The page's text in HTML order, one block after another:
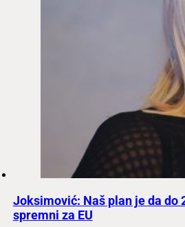
Joksimović: Naš plan je da do
spremni za EU